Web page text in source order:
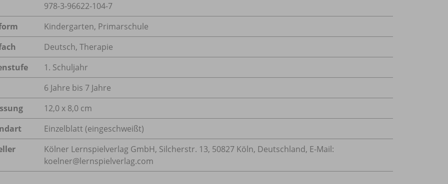
978-3-96622-104-7
Kindergarten, Primarschule
Deutsch, Therapie
1. Schuljahr
6 Jahre bis 7 Jahre
12,0 x 8,0 cm
Einzelblatt (eingeschweißt)
Kölner Lernspielverlag GmbH, Silcherstr. 13, 50827 Köln, Deutschland, E-Mail:
koelner@lernspielverlag.com